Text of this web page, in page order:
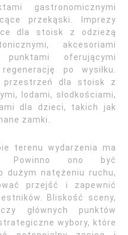
gastronomicznymi
przekąski. Imprezy
dla stoisk z odzieżą
akcesoriami
oferującymi
po wysiłku.
przestrzeń dla stoisk z
lodami, słodkościami,
dla dzieci, takich jak
zamki.
terenu wydarzenia ma
Powinno ono być
dużym natężeniu ruchu,
przejść i zapewnić
Bliskość sceny,
głównych punktów
wybory, które